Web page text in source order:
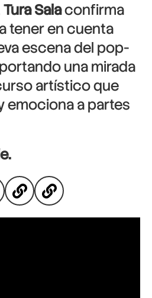
Tura Salaconfirma
tener en cuenta
escena del pop-
una mirada
artístico que
emociona a partes